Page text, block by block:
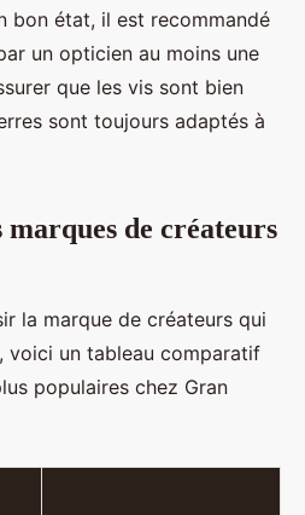
bon état, il est recommandé
un opticien au moins une
que les vis sont bien
sont toujours adaptés à
marques de créateurs
la marque de créateurs qui
voici un tableau comparatif
populaires chez Gran